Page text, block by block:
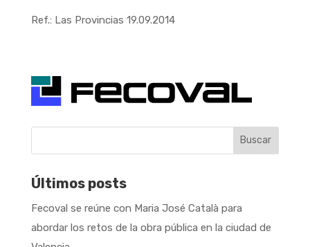
Ref.: Las Provincias 19.09.2014
Buscar
Últimos posts
Fecoval se reúne con Maria José Català para
abordar los retos de la obra pública en la ciudad de